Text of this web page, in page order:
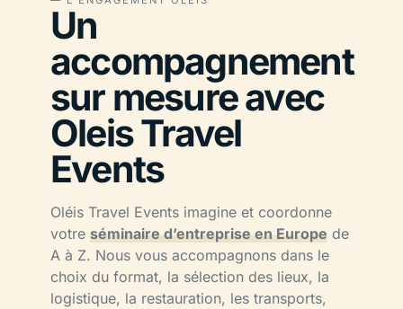
Un
accompagnement
sur mesure avec
Oleis Travel
Events
Oléis Travel Events imagine et coordonne
votre séminaire d’entreprise en Europe de
A à Z. Nous vous accompagnons dans le
choix du format, la sélection des lieux, la
logistique, la restauration, les transports,